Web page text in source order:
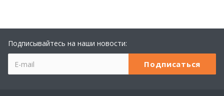
Подписывайтесь на наши новости: